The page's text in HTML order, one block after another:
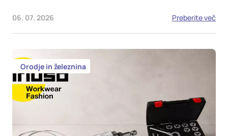
06. 07. 2026 Preberite več
Orodje in železnina